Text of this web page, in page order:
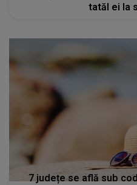
tatăl ei la
7 județe se află sub